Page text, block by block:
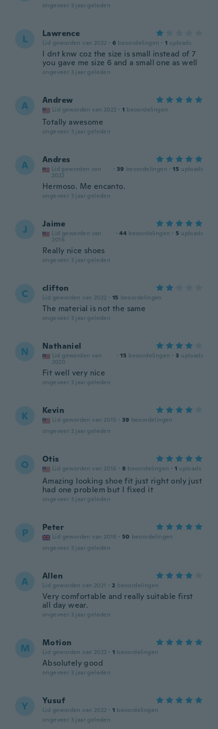
ongeveer 3 jaar geleden
L Lawrence
Lid geworden van 2022 · 6 beoordelingen · 1 uploads
I dnt knw coz the size is small instead of 7
you gave me size 6 and a small one as well
ongeveer 3 jaar geleden
A Andrew
Lid geworden van 2022 · 1 beoordelingen
Totally awesome
ongeveer 3 jaar geleden
A Andres
Lid geworden van
2022
· 39 beoordelingen · 15 uploads
Hermoso. Me encanto.
ongeveer 3 jaar geleden
J Jaime
Lid geworden van
2016
· 44 beoordelingen · 5 uploads
Really nice shoes
ongeveer 3 jaar geleden
C clifton
Lid geworden van 2022 · 15 beoordelingen
The material is not the same
ongeveer 3 jaar geleden
N Nathaniel
Lid geworden van
2020
· 15 beoordelingen · 3 uploads
Fit well very nice
ongeveer 3 jaar geleden
K Kevin
Lid geworden van 2015 · 39 beoordelingen
ongeveer 3 jaar geleden
O Otis
Lid geworden van 2016 · 8 beoordelingen · 1 uploads
Amazing looking shoe fit just right only just
had one problem but I fixed it
ongeveer 3 jaar geleden
P Peter
Lid geworden van 2018 · 50 beoordelingen
ongeveer 3 jaar geleden
A Allen
Lid geworden van 2021 · 2 beoordelingen
Very comfortable and really suitable first
all day wear.
ongeveer 3 jaar geleden
M Motion
Lid geworden van 2022 · 1 beoordelingen
Absolutely good
ongeveer 3 jaar geleden
Y Yusuf
Lid geworden van 2022 · 1 beoordelingen
ongeveer 3 jaar geleden